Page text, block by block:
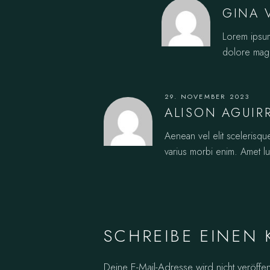
GINA
Lorem
dolore
29. NOVEMBER 2023
ALISON
Aenean vel elit
varius morbi enim. Amet
SCHREIBE EINEN
Deine E-Mail-Adresse wird nicht